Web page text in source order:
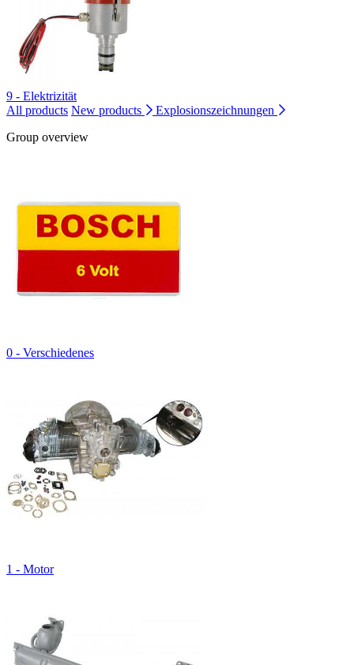
9 - Elektrizität
All products New products
Explosionszeichnungen
Group overview
0 - Verschiedenes
1 - Motor